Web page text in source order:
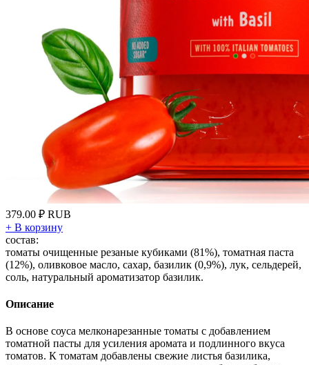
379.00 ₽ RUB
+ В корзину
состав:
томаты очищенные резаные кубиками (81%), томатная паста
(12%), оливковое масло, сахар, базилик (0,9%), лук, сельдерей,
соль, натуральный ароматизатор базилик.
Описание
В основе соуса мелконарезанные томаты с добавлением
томатной пасты для усиления аромата и подлинного вкуса
томатов. К томатам добавлены свежие листья базилика,